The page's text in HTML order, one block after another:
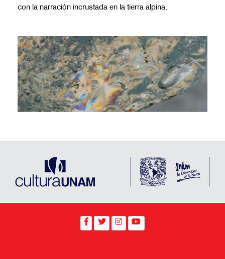
con la narración incrustada en la tierra alpina.